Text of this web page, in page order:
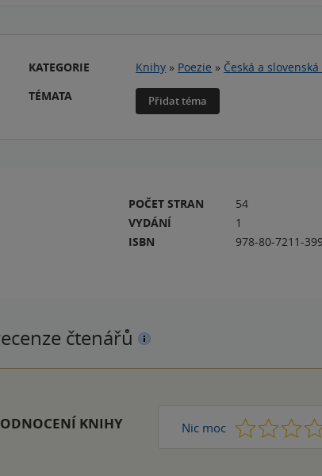
KATEGORIE Knihy » Poezie » Česká a
TÉMATA
Přidat téma
POČET STRAN
54
VYDÁNÍ
1
ISBN
978-80-7211-
čtenářů
KNIHY Nic moc 1 2 3 4 5